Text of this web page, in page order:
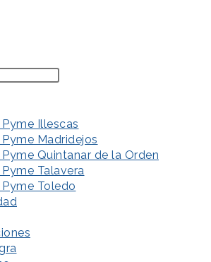
Illescas
Madridejos
Quintanar de la Orden
Talavera
Toledo